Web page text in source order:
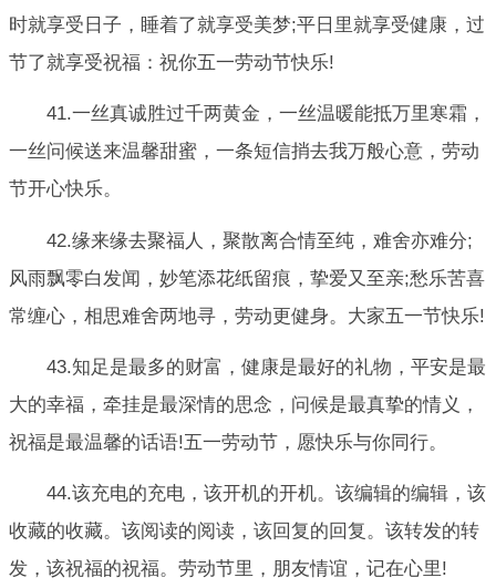
时就享受日子，睡着了就享受美梦;平日里就享受健康，过
节了就享受祝福：祝你五一劳动节快乐!
41.一丝真诚胜过千两黄金，一丝温暖能抵万里寒霜，
一丝问候送来温馨甜蜜，一条短信捎去我万般心意，劳动
节开心快乐。
42.缘来缘去聚福人，聚散离合情至纯，难舍亦难分;
风雨飘零白发闻，妙笔添花纸留痕，挚爱又至亲;愁乐苦喜
常缠心，相思难舍两地寻，劳动更健身。大家五一节快乐!
43.知足是最多的财富，健康是最好的礼物，平安是最
大的幸福，牵挂是最深情的思念，问候是最真挚的情义，
祝福是最温馨的话语!五一劳动节，愿快乐与你同行。
44.该充电的充电，该开机的开机。该编辑的编辑，该
收藏的收藏。该阅读的阅读，该回复的回复。该转发的转
发，该祝福的祝福。劳动节里，朋友情谊，记在心里!